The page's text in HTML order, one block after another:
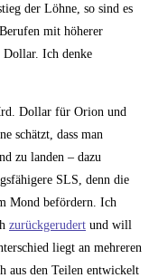
der Löhne, so sind es
mit höherer
Dollar. Ich denke
Dollar für Orion und
schätzt, dass man
zu landen – dazu
SLS, denn die
Mond befördern. Ich
zurückgerudert und will
liegt an mehreren
aus den Teilen entwickelt